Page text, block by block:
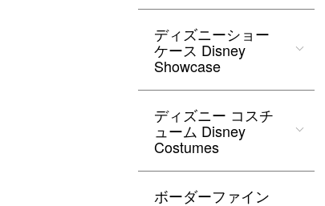
ディズニーショー
ケース Disney
Showcase
ディズニー コスチ
ューム Disney
Costumes
ボーダーファイン